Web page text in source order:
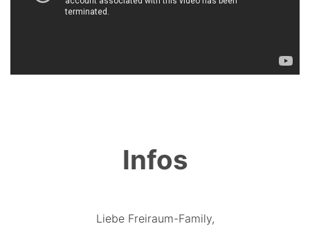
Infos
Liebe Freiraum-Family,